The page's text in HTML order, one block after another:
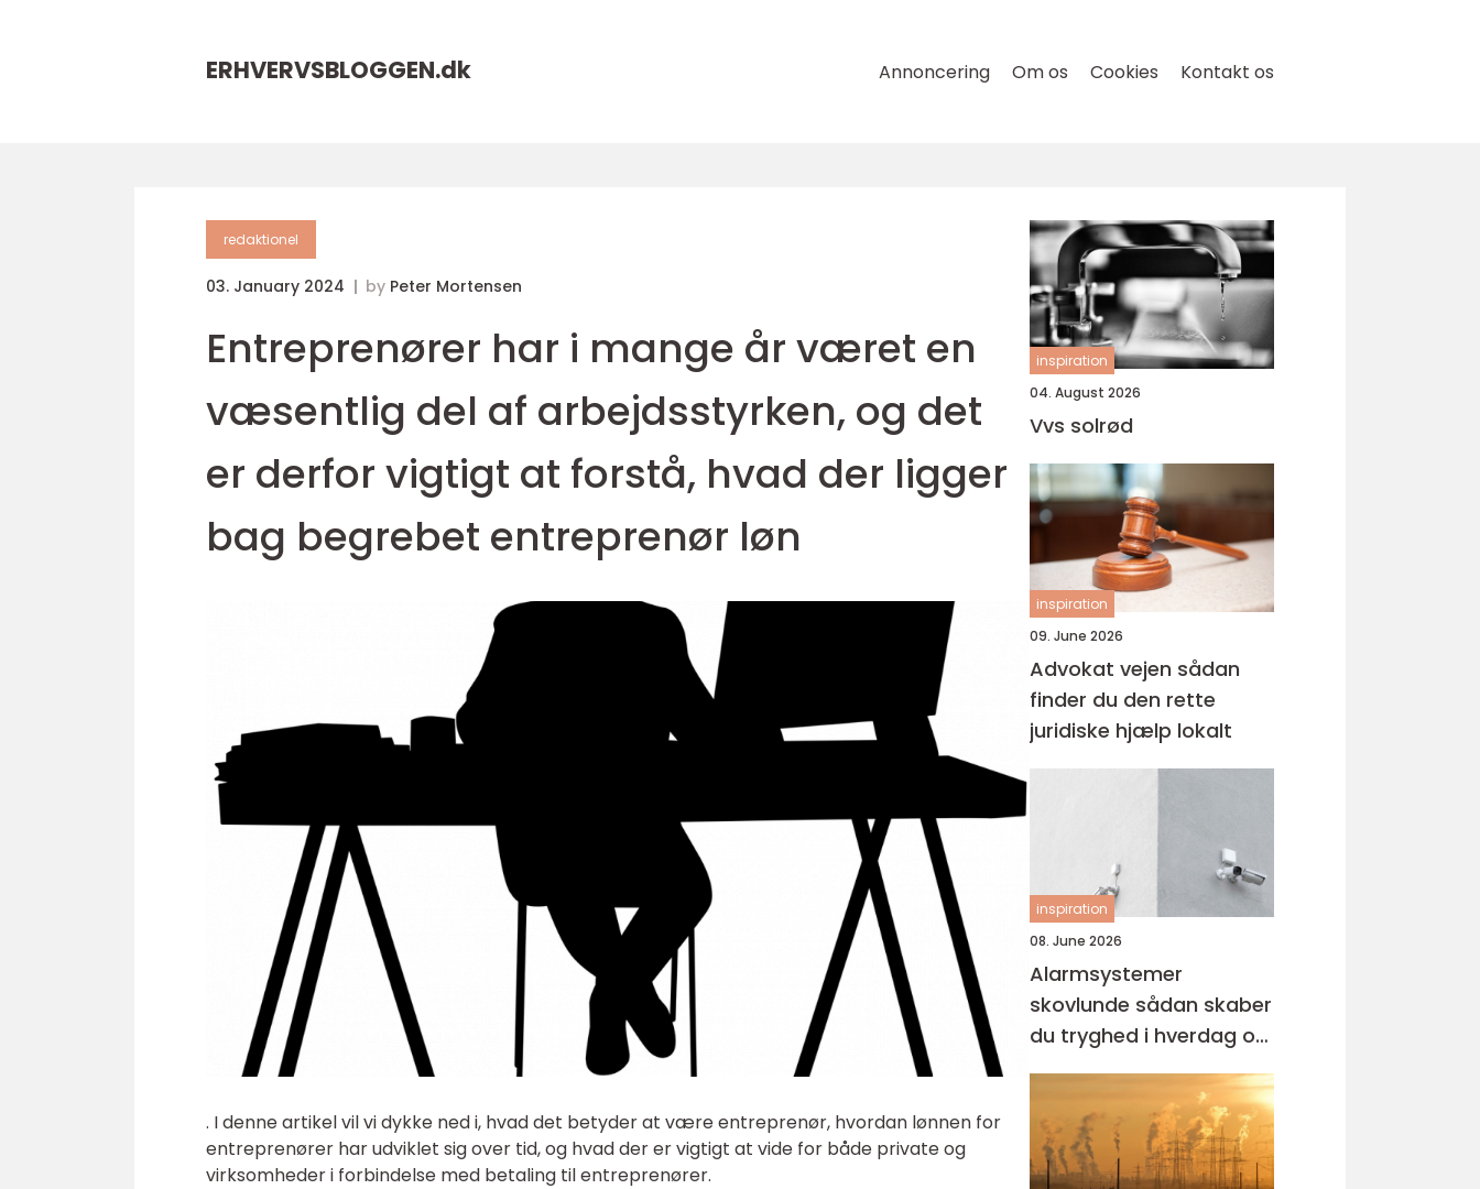
ERHVERVSBLOGGEN.dk Annoncering Om os Cookies Kontakt os
redaktionel
03. January 2024 by Peter Mortensen
Entreprenører har i mange år været en
væsentlig del af arbejdsstyrken, og det
er derfor vigtigt at forstå, hvad der ligger
bag begrebet entreprenør løn
. I denne artikel vil vi dykke ned i, hvad det betyder at være entreprenør, hvordan lønnen for
entreprenører har udviklet sig over tid, og hvad der er vigtigt at vide for både private og
virksomheder i forbindelse med betaling til entreprenører.
inspiration
04. August 2026
Vvs solrød
inspiration
09. June 2026
Advokat vejen sådan
finder du den rette
juridiske hjælp lokalt
inspiration
08. June 2026
Alarmsystemer
skovlunde sådan skaber
du tryghed i hverdag og
erhverv